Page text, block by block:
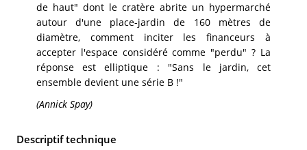
de haut" dont le cratère abrite un hypermarché
autour d'une place-jardin de 160 mètres de
diamètre, comment inciter les financeurs à
accepter l'espace considéré comme "perdu" ? La
réponse est elliptique : "Sans le jardin, cet
ensemble devient une série B !"
(Annick Spay)
Descriptif technique